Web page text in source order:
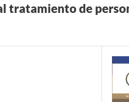
tratamiento de